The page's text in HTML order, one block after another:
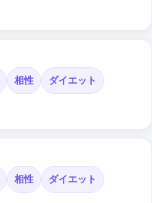
相性 ダイエット
相性 ダイエット